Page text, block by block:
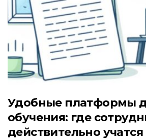
Удобные платформы
обучения: где
действительно учатся